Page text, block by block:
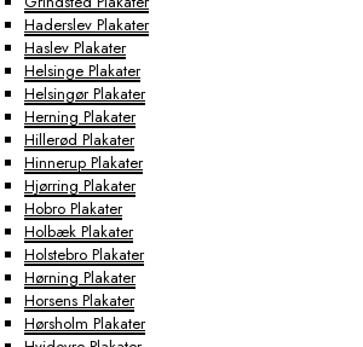
Haderslev Plakater
Haslev Plakater
Helsinge Plakater
Helsingør Plakater
Herning Plakater
Hillerød Plakater
Hinnerup Plakater
Hjørring Plakater
Hobro Plakater
Holbæk Plakater
Holstebro Plakater
Hørning Plakater
Horsens Plakater
Hørsholm Plakater